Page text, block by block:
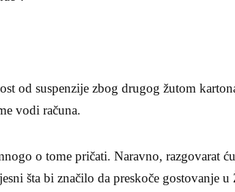
od suspenzije zbog drugog žutom
vodi računa.
o tome pričati. Naravno, razgovarat
šta bi značilo da preskoče gostovanje